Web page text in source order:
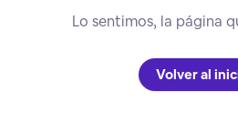
Lo sentimos, la página
Volver al